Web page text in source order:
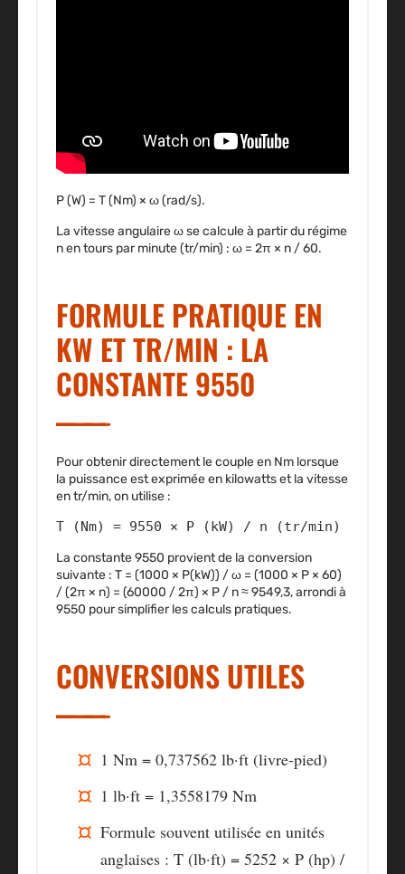
P (W) = T (Nm) × ω (rad/s).
La vitesse angulaire ω se calcule à partir du régime
n en tours par minute (tr/min) : ω = 2π × n / 60.
FORMULE PRATIQUE EN
KW ET TR/MIN : LA
CONSTANTE 9550
Pour obtenir directement le couple en Nm lorsque
la puissance est exprimée en kilowatts et la vitesse
en tr/min, on utilise :
T (Nm) = 9550 × P (kW) / n (tr/min)
La constante 9550 provient de la conversion
suivante : T = (1000 × P(kW)) / ω = (1000 × P × 60)
/ (2π × n) = (60000 / 2π) × P / n ≈ 9549,3, arrondi à
9550 pour simplifier les calculs pratiques.
CONVERSIONS UTILES
1 Nm = 0,737562 lb·ft (livre-pied)
1 lb·ft = 1,3558179 Nm
Formule souvent utilisée en unités
anglaises : T (lb·ft) = 5252 × P (hp) /